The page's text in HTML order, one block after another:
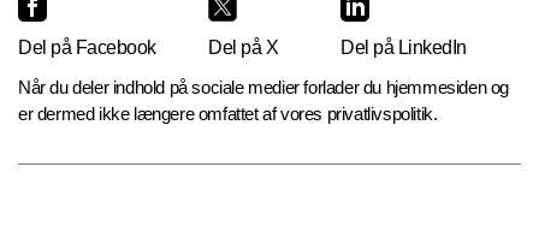
Del på Facebook Del på X
Del på LinkedIn
Når du deler indhold på sociale medier forlader du hjemmesiden og
er dermed ikke længere omfattet af vores privatlivspolitik.